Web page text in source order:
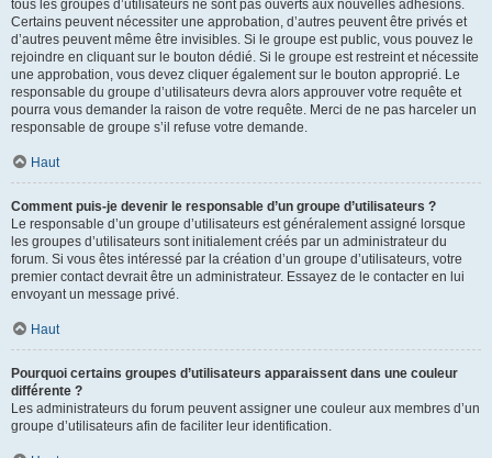
tous les groupes d’utilisateurs ne sont pas ouverts aux nouvelles adhésions.
Certains peuvent nécessiter une approbation, d’autres peuvent être privés et
d’autres peuvent même être invisibles. Si le groupe est public, vous pouvez le
rejoindre en cliquant sur le bouton dédié. Si le groupe est restreint et nécessite
une approbation, vous devez cliquer également sur le bouton approprié. Le
responsable du groupe d’utilisateurs devra alors approuver votre requête et
pourra vous demander la raison de votre requête. Merci de ne pas harceler un
responsable de groupe s’il refuse votre demande.
Haut
Comment puis-je devenir le responsable d’un groupe d’utilisateurs ?
Le responsable d’un groupe d’utilisateurs est généralement assigné lorsque
les groupes d’utilisateurs sont initialement créés par un administrateur du
forum. Si vous êtes intéressé par la création d’un groupe d’utilisateurs, votre
premier contact devrait être un administrateur. Essayez de le contacter en lui
envoyant un message privé.
Haut
Pourquoi certains groupes d’utilisateurs apparaissent dans une couleur
différente ?
Les administrateurs du forum peuvent assigner une couleur aux membres d’un
groupe d’utilisateurs afin de faciliter leur identification.